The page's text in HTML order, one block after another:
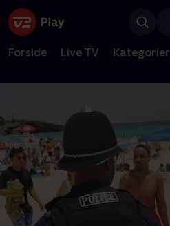
Forside Live TV Kategorier